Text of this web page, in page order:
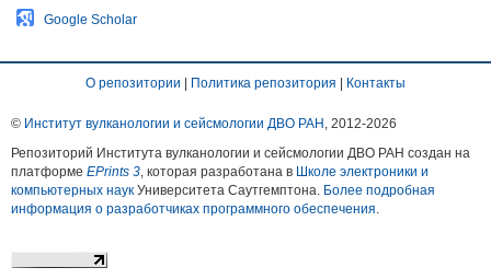
Google Scholar
О репозитории | Политика репозитория | Контакты
© Институт вулканологии и сейсмологии ДВО РАН , 2012-2026
Репозиторий Института вулканологии и сейсмологии ДВО РАН создан на
платформе EPrints 3 , которая разработана в Школе электроники и
компьютерных наук Университета Саутгемптона. Более подробная
информация о разработчиках программного обеспечения